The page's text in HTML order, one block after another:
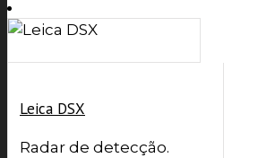
Leica DSX
Radar de detecção.